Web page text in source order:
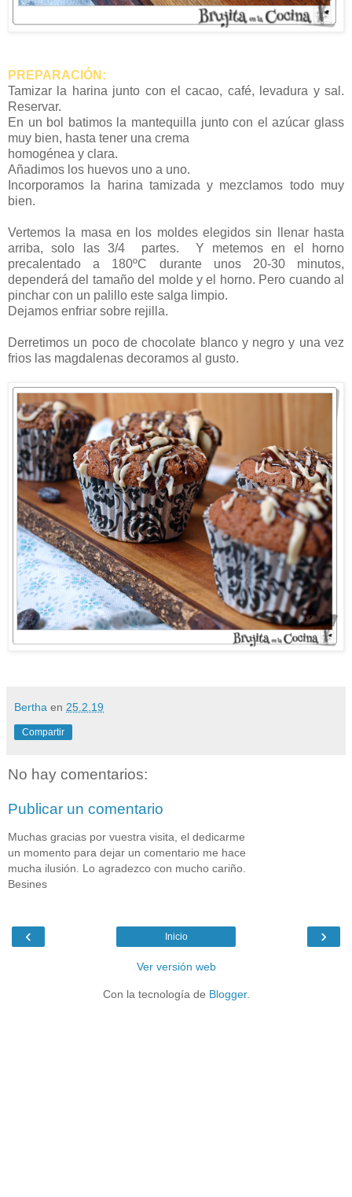
PREPARACIÓN:
Tamizar la harina junto con el cacao, café, levadura y sal.
Reservar.
En un bol batimos la mantequilla junto con el azúcar glass
muy bien, hasta tener una crema
homogénea y clara.
Añadimos los huevos uno a uno.
Incorporamos la harina tamizada y mezclamos todo muy
bien.
Vertemos la masa en los moldes elegidos sin llenar hasta
arriba, solo las 3/4 partes. Y metemos en el horno
precalentado a 180ºC durante unos 20-30 minutos,
dependerá del tamaño del molde y el horno. Pero cuando al
pinchar con un palillo este salga limpio.
Dejamos enfriar sobre rejilla.
Derretimos un poco de chocolate blanco y negro y una vez
frios las magdalenas decoramos al gusto.
Bertha en 25.2.19
Compartir
No hay comentarios:
Publicar un comentario
Muchas gracias por vuestra visita, el dedicarme
un momento para dejar un comentario me hace
mucha ilusión. Lo agradezco con mucho cariño.
Besines
‹ ›
Inicio
Ver versión web
Con la tecnología de Blogger.